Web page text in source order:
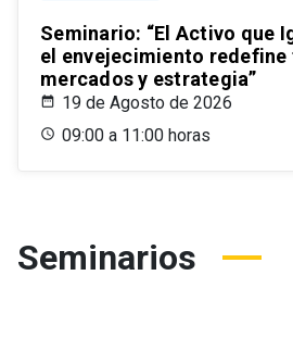
Seminario: “El Activo que
el envejecimiento
mercados y estrategia”
19 de Agosto de 2026
09:00 a 11:00 horas
Seminarios